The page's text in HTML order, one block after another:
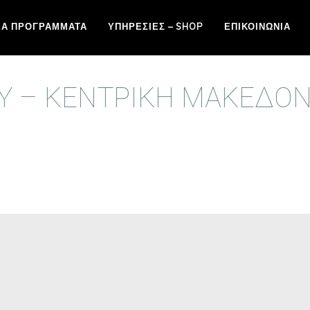
ΠΡΟΓΡΆΜΜΑΤΑ ΥΠΗΡΕΣΊΕΣ – SHOP ΕΠΙΚΟΙΝΩΝΊΑ
– ΚΕΝΤΡΙΚΗ